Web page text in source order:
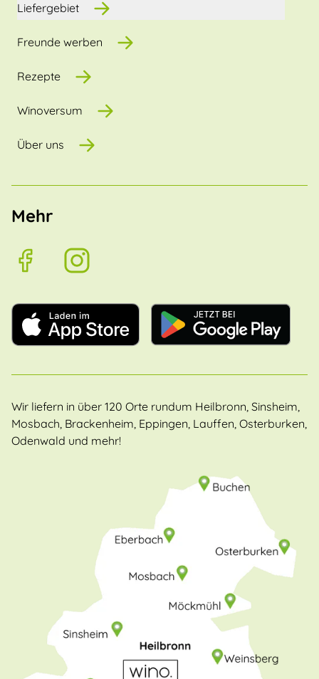
Liefergebiet
Freunde werben
Rezepte
Winoversum
Über uns
Mehr
Wir liefern in über 120 Orte rundum Heilbronn, Sinsheim,
Mosbach, Brackenheim, Eppingen, Lauffen, Osterburken,
Odenwald und mehr!